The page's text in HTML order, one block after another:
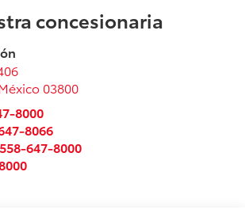
concesionaria
México 03800
8000
8066
558-647-8000